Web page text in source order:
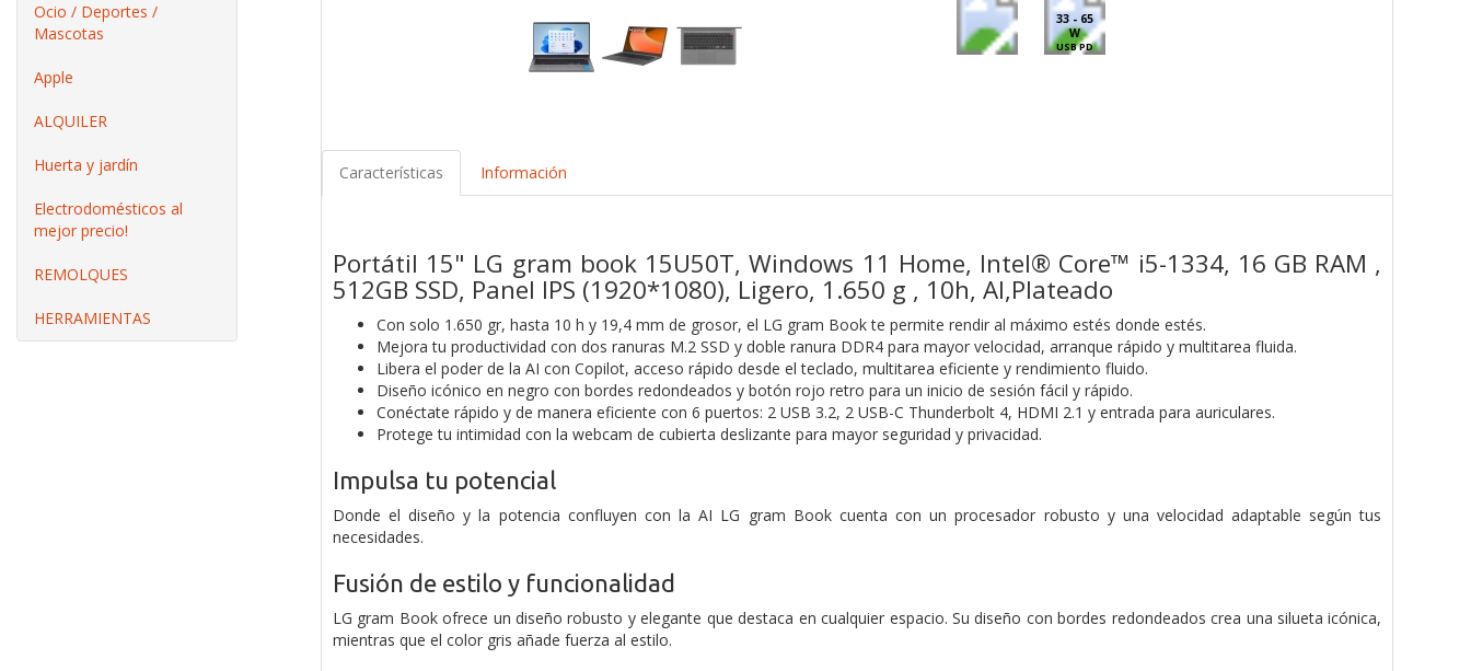
Ocio / Deportes /
Mascotas
Apple
ALQUILER
Huerta y jardín
Electrodomésticos al
mejor precio!
REMOLQUES
HERRAMIENTAS
33 - 65
W
USB PD
Características Información
Portátil 15" LG gram book 15U50T, Windows 11 Home, Intel® Core™ i5-1334, 16 GB RAM ,
512GB SSD, Panel IPS (1920*1080), Ligero, 1.650 g , 10h, AI,Plateado
Con solo 1.650 gr, hasta 10 h y 19,4 mm de grosor, el LG gram Book te permite rendir al máximo estés donde estés.
Mejora tu productividad con dos ranuras M.2 SSD y doble ranura DDR4 para mayor velocidad, arranque rápido y multitarea fluida.
Libera el poder de la AI con Copilot, acceso rápido desde el teclado, multitarea eficiente y rendimiento fluido.
Diseño icónico en negro con bordes redondeados y botón rojo retro para un inicio de sesión fácil y rápido.
Conéctate rápido y de manera eficiente con 6 puertos: 2 USB 3.2, 2 USB-C Thunderbolt 4, HDMI 2.1 y entrada para auriculares.
Protege tu intimidad con la webcam de cubierta deslizante para mayor seguridad y privacidad.
Impulsa tu potencial
Donde el diseño y la potencia confluyen con la AI LG gram Book cuenta con un procesador robusto y una velocidad adaptable según tus
necesidades.
Fusión de estilo y funcionalidad
LG gram Book ofrece un diseño robusto y elegante que destaca en cualquier espacio. Su diseño con bordes redondeados crea una silueta icónica,
mientras que el color gris añade fuerza al estilo.